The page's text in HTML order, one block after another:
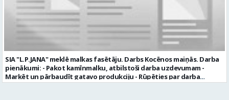
valmiera.lv personīgi SIA „VTU Valmiera”, Reģ.nr. 40003004220,
„Brandeļi”, Brandeļi, Kocēnu pagasts, Valmieras novads, personāla
daļā darba dienās no plkst. 13:00 līdz 16:00. 2 nedēļu laikā pēc
konkursa termiņa beigām sazināsimies ar pretendentiem, kuri tiks
aicināti uz tikšanos klātienē. Informācijai: 29231565 * Iesniegtos
personas datus SIA “VTU VALMIERA” izmantos, lai konkursa kārtībā
noteiktu vakancei atbilstošāko kandidātu. Ja kandidāts vēlas, lai
viņa personas dati tiktu saglabāti SIA “VTU VALMIERA” iekšējā datu
bāzē ar mērķi tos apstrādāt citos SIA “VTU VALMIERA” personāla
atlases konkursos, tad pieteikumā vakancei lūdzam kandidātam
SIA "L.P.JANA" meklē malkas fasētāju. Darbs Kocēnos maiņās. Darba
pienākumi: - Pakot kamīnmalku, atbilstoši darba uzdevumam -
Marķēt un pārbaudīt gatavo produkciju - Rūpēties par darba
kvalitāti un kārtību darba vietā Prasības kandidātiem: - Laba fiziskā